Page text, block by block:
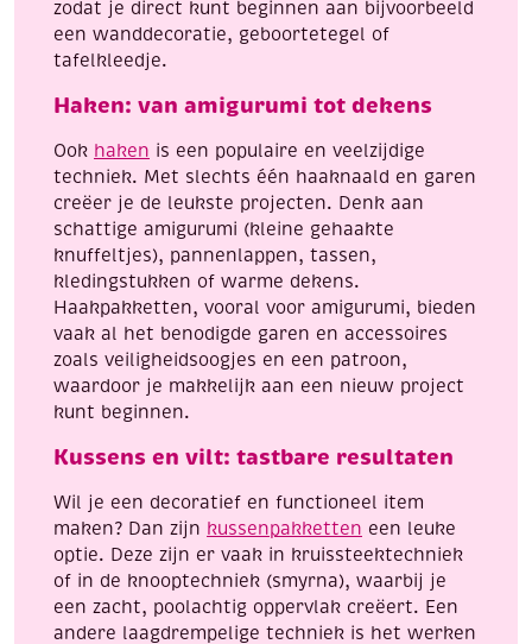
zodat je direct kunt beginnen aan bijvoorbeeld
een wanddecoratie, geboortetegel of
tafelkleedje.
Haken: van amigurumi tot dekens
Ook haken is een populaire en veelzijdige
techniek. Met slechts één haaknaald en garen
creëer je de leukste projecten. Denk aan
schattige amigurumi (kleine gehaakte
knuffeltjes), pannenlappen, tassen,
kledingstukken of warme dekens.
Haakpakketten, vooral voor amigurumi, bieden
vaak al het benodigde garen en accessoires
zoals veiligheidsoogjes en een patroon,
waardoor je makkelijk aan een nieuw project
kunt beginnen.
Kussens en vilt: tastbare resultaten
Wil je een decoratief en functioneel item
maken? Dan zijn kussenpakketten een leuke
optie. Deze zijn er vaak in kruissteektechniek
of in de knooptechniek (smyrna), waarbij je
een zacht, poolachtig oppervlak creëert. Een
andere laagdrempelige techniek is het werken